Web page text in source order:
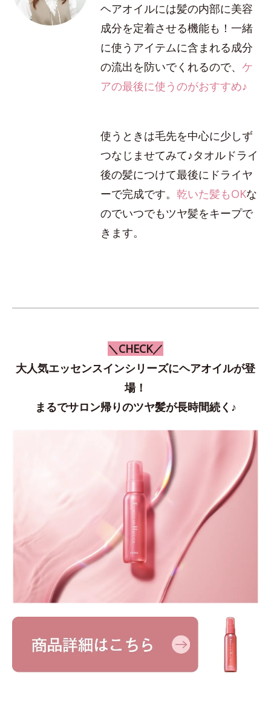
ヘアオイルには髪の内部に美容
成分を定着させる機能も！一緒
に使うアイテムに含まれる成分
の流出を防いでくれるので、ケ
アの最後に使うのがおすすめ♪
使うときは毛先を中心に少しず
つなじませてみて♪タオルドライ
後の髪につけて最後にドライヤ
ーで完成です。乾いた髪もOKな
のでいつでもツヤ髪をキープで
きます。
＼CHECK／
大人気エッセンスインシリーズにヘアオイルが登
場！
まるでサロン帰りのツヤ髪が長時間続く♪